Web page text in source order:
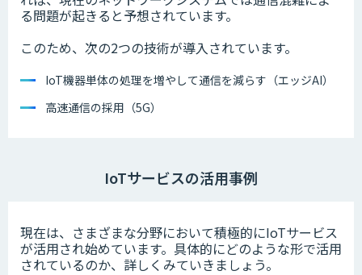
る問題が起きると予想されています。
このため、次の2つの技術が導入されています。
IoT機器単体の処理を増やして通信を減らす（エッジAI）
高速通信の採用（5G）
IoTサービスの活用事例
現在は、さまざまな分野において積極的にIoTサービス
が活用され始めています。具体的にどのような形で活用
されているのか、詳しくみていきましょう。